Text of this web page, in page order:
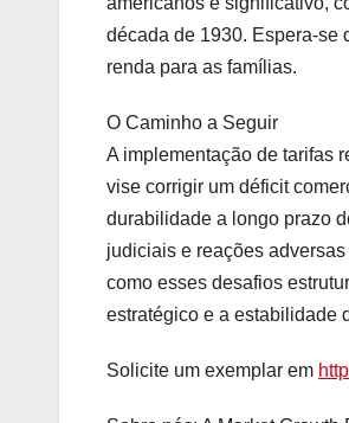
década de 1930. Espera-se
renda para as famílias.
O Caminho a Seguir
A implementação de tarifas
vise corrigir um déficit
durabilidade a longo prazo
judiciais e reações
como esses desafios
estratégico e a estabilidade
Solicite um exemplar em